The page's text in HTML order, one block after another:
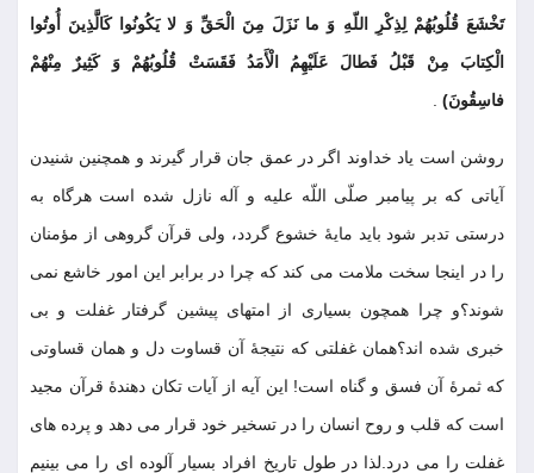
تَخْشَعَ قُلُوبُهُمْ لِذِكْرِ اللّهِ وَ ما نَزَلَ مِنَ الْحَقِّ وَ لا يَكُونُوا كَالَّذِينَ أُوتُوا
الْكِتابَ مِنْ قَبْلُ فَطالَ عَلَيْهِمُ الْأَمَدُ فَقَسَتْ قُلُوبُهُمْ وَ كَثِيرٌ مِنْهُمْ
فاسِقُونَ)
روشن است ياد خداوند اگر در عمق جان قرار گيرند و همچنين شنيدن
آياتى كه بر پيامبر صلّى اللّه عليه و آله نازل شده است هرگاه به
درستى تدبر شود بايد مايۀ خشوع گردد، ولى قرآن گروهى از مؤمنان
را در اينجا سخت ملامت مى كند كه چرا در برابر اين امور خاشع نمى
شوند؟و چرا همچون بسيارى از امتهاى پيشين گرفتار غفلت و بى
خبرى شده اند؟همان غفلتى كه نتيجۀ آن قساوت دل و همان قساوتى
كه ثمرۀ آن فسق و گناه است! اين آيه از آيات تكان دهندۀ قرآن مجيد
است كه قلب و روح انسان را در تسخير خود قرار مى دهد و پرده هاى
غفلت را مى درد.لذا در طول تاريخ افراد بسيار آلوده اى را مى بينيم